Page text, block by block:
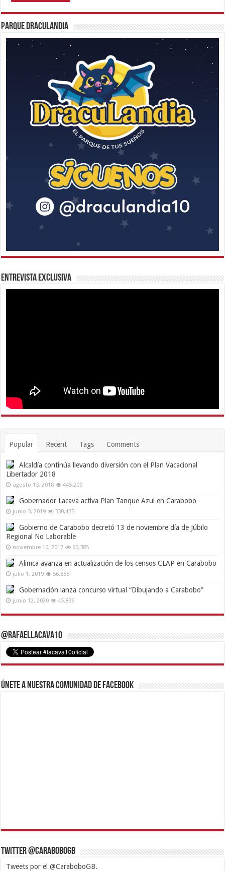
Parque Draculandia
Entrevista Exclusiva
Popular Recent Tags Comments
Alcaldía continúa llevando diversión con el Plan Vacacional
Libertador 2018
agosto 13, 2018 445,209
Gobernador Lacava activa Plan Tanque Azul en Carabobo
junio 3, 2019 330,435
Gobierno de Carabobo decretó 13 de noviembre día de Júbilo
Regional No Laborable
noviembre 10, 2017 63,385
Alimca avanza en actualización de los censos CLAP en Carabobo
julio 1, 2019 56,855
Gobernación lanza concurso virtual “Dibujando a Carabobo”
junio 12, 2020 45,836
@RafaelLacava10
Únete a nuestra comunidad de Facebook
Twitter @CaraboboGB
Tweets por el @CaraboboGB.